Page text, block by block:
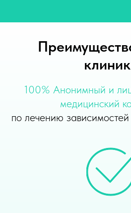
100% Анонимный и
медицинский
по лечению